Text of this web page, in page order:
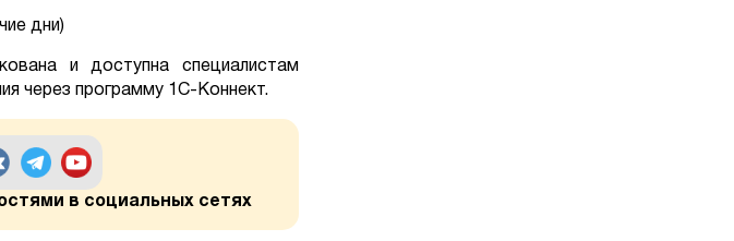
дни)
и доступна специалистам
через программу 1С-Коннект.
в социальных сетях